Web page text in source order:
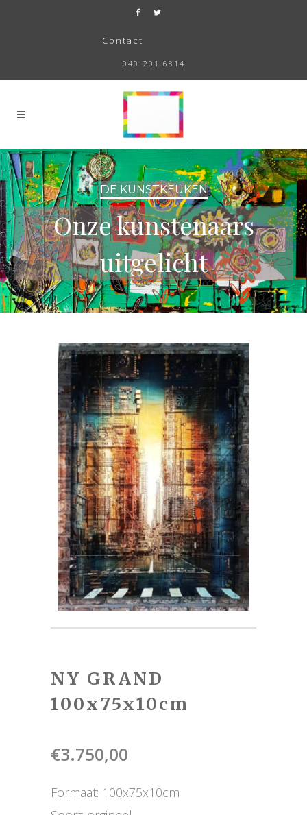
Contact
040-201 6814
DE KUNSTKEUKEN
Onze kunstenaars
uitgelicht
NY GRAND
100x75x10cm
€3.750,00
Formaat: 100x75x10cm